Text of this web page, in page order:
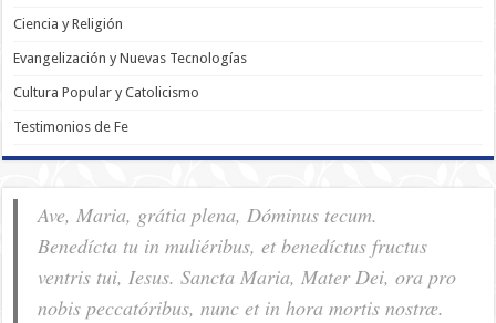
Ciencia y Religión
Evangelización y Nuevas Tecnologías
Cultura Popular y Catolicismo
Testimonios de Fe
Ave, Maria, grátia plena, Dóminus tecum.
Benedícta tu in muliéribus, et benedíctus fructus
ventris tui, Iesus. Sancta Maria, Mater Dei, ora pro
nobis pec­ca­tóribus, nunc et in hora mortis nostræ.